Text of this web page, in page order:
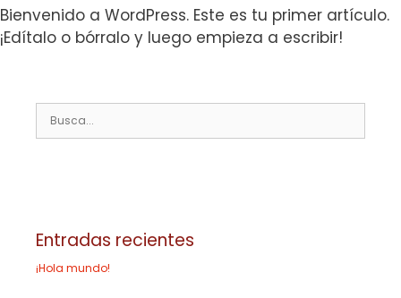
Bienvenido a WordPress. Este es tu primer artículo.
¡Edítalo o bórralo y luego empieza a escribir!
Entradas recientes
¡Hola mundo!